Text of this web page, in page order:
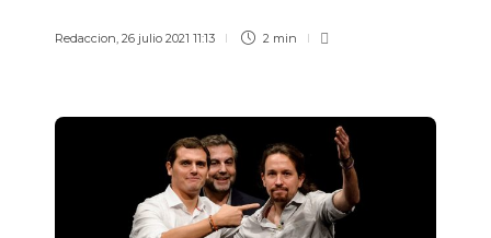
Redaccion, 26 julio 2021 11:13 2 min